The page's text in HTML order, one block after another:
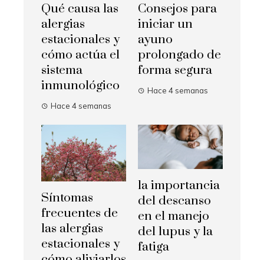
Qué causa las
alergias
estacionales y
cómo actúa el
sistema
inmunológico
Hace 4 semanas
Consejos para
iniciar un
ayuno
prolongado de
forma segura
Hace 4 semanas
Síntomas
frecuentes de
las alergias
estacionales y
la importancia
del descanso
en el manejo
del lupus y la
fatiga